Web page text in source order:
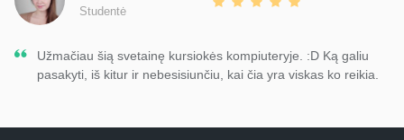
Studentė
Užmačiau šią svetainę kursiokės kompiuteryje. :D Ką galiu
pasakyti, iš kitur ir nebesisiunčiu, kai čia yra viskas ko reikia.